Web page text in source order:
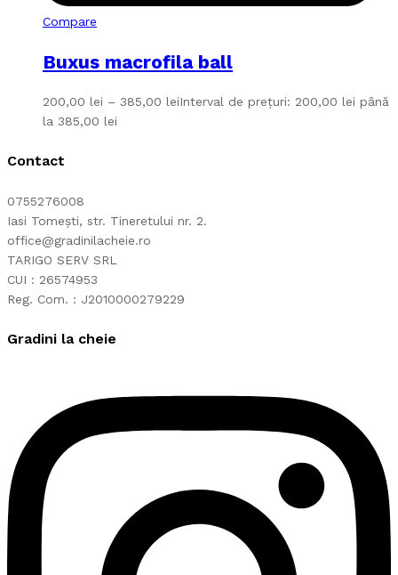
Compare
Buxus macrofila ball
200,00 lei – 385,00 leiInterval de prețuri: 200,00 lei până
la 385,00 lei
Contact
0755276008
Iasi Tomești, str. Tineretului nr. 2.
office@gradinilacheie.ro
TARIGO SERV SRL
CUI : 26574953
Reg. Com. : J2010000279229
Gradini la cheie